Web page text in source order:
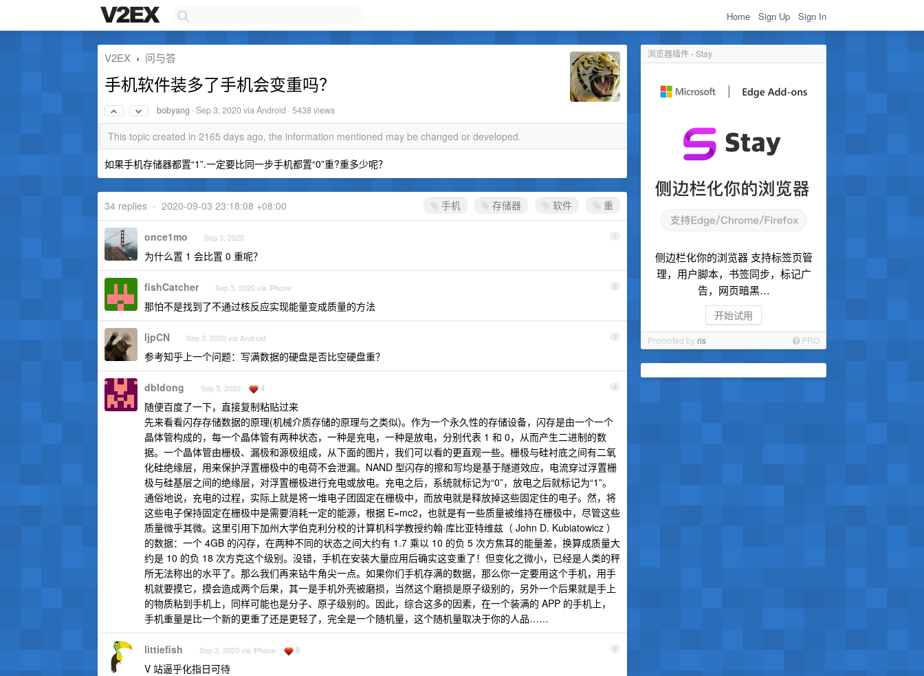
Home Sign Up Sign In
浏览器插件 - Stay
侧边栏化你的浏览器 支持标签页管
理，用户脚本，书签同步，标记广
告，网页暗黑…
开始试用
Promoted by ris PRO
V2EX › 问与答
手机软件装多了手机会变重吗？
bobyang ·Sep 3, 2020via Android · 5438 views
This topic created in 2165 days ago, the information mentioned may be changed or developed.
如果手机存储器都置“1”.一定要比同一步手机都置“0”重?重多少呢？
手机 存储器 软件 重
34 replies • 2020-09-03 23:18:08 +08:00
1
once1mo Sep 3, 2020
为什么置 1 会比置 0 重呢？
2
fishCatcher Sep 3, 2020 via iPhone
那怕不是找到了不通过核反应实现能量变成质量的方法
3
ljpCN Sep 3, 2020 via Android
参考知乎上一个问题：写满数据的硬盘是否比空硬盘重？
4
dbldong Sep 3, 2020 4
随便百度了一下，直接复制粘贴过来
先来看看闪存存储数据的原理(机械介质存储的原理与之类似)。作为一个永久性的存储设备，闪存是由一个一个
晶体管构成的，每一个晶体管有两种状态，一种是充电，一种是放电，分别代表 1 和 0，从而产生二进制的数
据。一个晶体管由栅极、漏极和源极组成，从下面的图片，我们可以看的更直观一些。栅极与硅衬底之间有二氧
化硅绝缘层，用来保护浮置栅极中的电荷不会泄漏。NAND 型闪存的擦和写均是基于隧道效应，电流穿过浮置栅
极与硅基层之间的绝缘层，对浮置栅极进行充电或放电。充电之后，系统就标记为“0”，放电之后就标记为“1”。
通俗地说，充电的过程，实际上就是将一堆电子团固定在栅极中，而放电就是释放掉这些固定住的电子。然，将
这些电子保持固定在栅极中是需要消耗一定的能源，根据 E=mc2，也就是有一些质量被维持在栅极中，尽管这些
质量微乎其微。这里引用下加州大学伯克利分校的计算机科学教授约翰·库比亚特维兹（ John D. Kubiatowicz ）
的数据：一个 4GB 的闪存，在两种不同的状态之间大约有 1.7 乘以 10 的负 5 次方焦耳的能量差，换算成质量大
约是 10 的负 18 次方克这个级别。没错，手机在安装大量应用后确实这变重了！但变化之微小，已经是人类的秤
所无法称出的水平了。那么我们再来钻牛角尖一点。如果你们手机存满的数据，那么你一定要用这个手机，用手
机就要摸它，摸会造成两个后果，其一是手机外壳被磨损，当然这个磨损是原子级别的，另外一个后果就是手上
的物质粘到手机上，同样可能也是分子、原子级别的。因此，综合这多的因素，在一个装满的 APP 的手机上，
手机重量是比一个新的更重了还是更轻了，完全是一个随机量，这个随机量取决于你的人品……
5
littiefish Sep 3, 2020 via iPhone 8
V 站逼乎化指日可待